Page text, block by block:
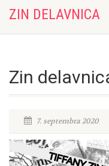
ZIN DELAVNICA
Zin
7. septembra 2020